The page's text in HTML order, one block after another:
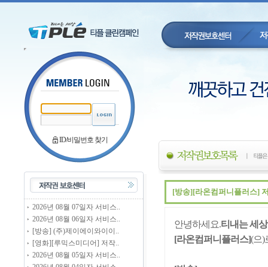
ID/비밀번호 찾기
2026년 08월 07일자 서비스..
2026년 08월 06일자 서비스..
[방송] (주)제이에이와이이..
[영화][루믹스미디어] 저작..
2026년 08월 05일자 서비스..
[방송][라온컴퍼니플러스]
안녕하세요.티내는 세
[라온컴퍼니플러스](으)